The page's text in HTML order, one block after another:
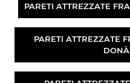
PARETI ATTREZZATE
PARETI ATTREZZATE